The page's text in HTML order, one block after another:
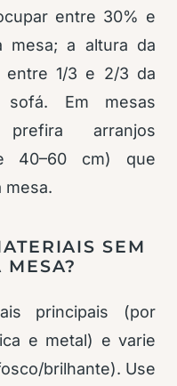
entre 30% e
mesa; a altura da
entre 1/3 e 2/3 da
Em mesas
prefira arranjos
40–60 cm) que
mesa.
SEM
MESA?
principais (por
e metal) e varie
brilhante). Use